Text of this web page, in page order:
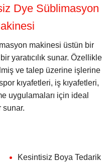
Dye Süblimasyon
makinesi üstün bir
yaratıcılık sunar. Özellikle
ve talep üzerine işlerine
kıyafetleri, iş kıyafetleri,
uygulamaları için ideal
sunar.
Kesintisiz Boya Tedarik